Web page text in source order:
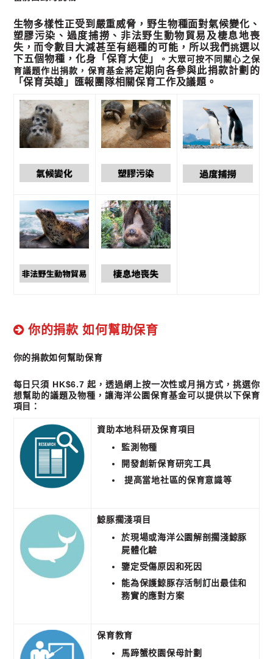
生物多樣性正受到嚴重威脅，野生物種面對氣候變化、
塑膠污染、過度捕撈、非法野生動物貿易及棲息地喪
失，而令數目大減甚至有絕種的可能，所以我們挑選以
下五個物種，化身「保育大使」
。大眾可按不同關心之保
育議題作出捐款，保育基金將定期向各參與此捐款計劃的
「保育英雄」匯報團隊相關保育工作及議題。
你的捐款 如何幫助保育
你的捐款如何幫助保育
每日只須 HK$6.7 起，透過網上按一次性或月捐方式，挑選你
想幫助的議題及物種，讓海洋公園保育基金可以提供以下保育
項目：
資助本地科研及保育項目
監測物種
開發創新保育研究工具
提高當地社區的保育意識等
鯨豚擱淺項目
於現場或海洋公園解剖擱淺鯨豚
屍體化驗
鑒定受傷原因和死因
能為保護鯨豚存活制訂出最佳和
務實的應對方案
保育教育
馬蹄蟹校園保母計劃